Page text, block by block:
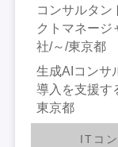
コンサルタン
クトマネージ
社/～/東京都
生成AIコンサ
導入を支援す
東京都
ITコ